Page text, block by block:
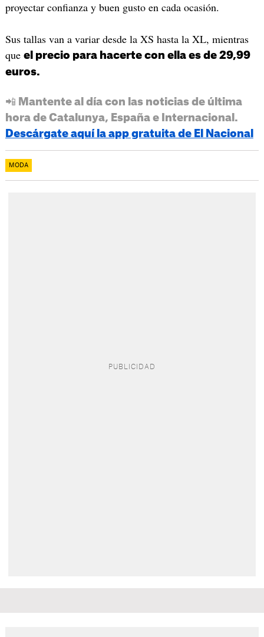
proyectar confianza y buen gusto en cada ocasión.
Sus tallas van a variar desde la XS hasta la XL, mientras
que el precio para hacerte con ella es de 29,99
euros.
📲 Mantente al día con las noticias de última
hora de Catalunya, España e Internacional.
Descárgate aquí la app gratuita de El Nacional
MODA